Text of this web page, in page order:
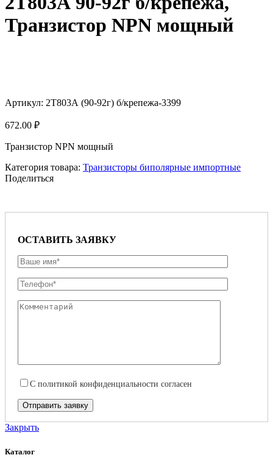
Транзистор NPN мощный
Артикул: 2Т803А (90-92г) б/крепежа-3399
672.00 ₽
Транзистор NPN мощный
Категория товара: Транзисторы биполярные импортные
Поделиться
ОСТАВИТЬ ЗАЯВКУ
С политикой конфиденциальности согласен
Закрыть
Каталог